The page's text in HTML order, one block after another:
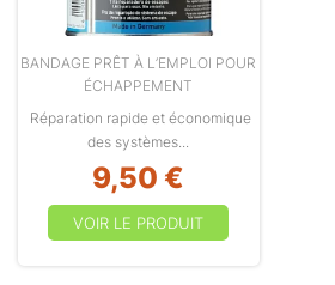
BANDAGE PRÊT À L’EMPLOI POUR
ÉCHAPPEMENT
Réparation rapide et économique
des systèmes...
9,50 €
VOIR LE PRODUIT